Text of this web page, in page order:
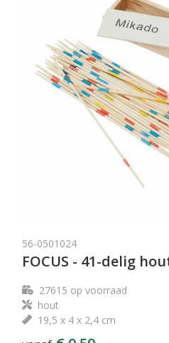
56-0501024
FOCUS - 41-delig
27615 op voorraad
hout
19,5 x 4 x 2,4 cm